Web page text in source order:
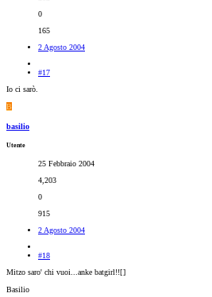
0
165
2 Agosto 2004
#17
Io ci sarò.
B
basilio
Utente
25 Febbraio 2004
4,203
0
915
2 Agosto 2004
#18
Mitzo saro' chi vuoi...anke batgirl!![]
Basilio